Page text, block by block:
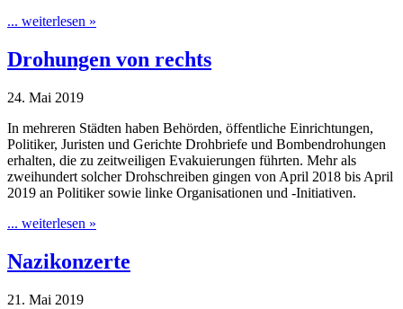
... weiterlesen »
Drohungen von rechts
24. Mai 2019
In mehreren Städten haben Behörden, öffentliche Einrichtungen,
Politiker, Juristen und Gerichte Drohbriefe und Bombendrohungen
erhalten, die zu zeitweiligen Evakuierungen führten. Mehr als
zweihundert solcher Drohschreiben gingen von April 2018 bis April
2019 an Politiker sowie linke Organisationen und -Initiativen.
... weiterlesen »
Nazikonzerte
21. Mai 2019